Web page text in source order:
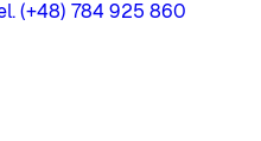
(+48) 784 925 860